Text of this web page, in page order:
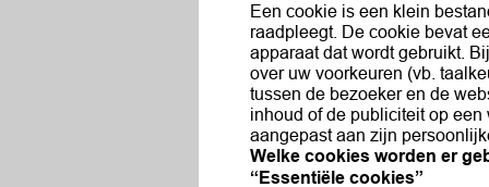
Een cookie is een klein
raadpleegt. De cookie bevat
apparaat dat wordt gebruikt.
over uw voorkeuren (vb.
tussen de bezoeker en de
inhoud of de publiciteit op
aangepast aan zijn
Welke cookies worden er
“Essentiële cookies”